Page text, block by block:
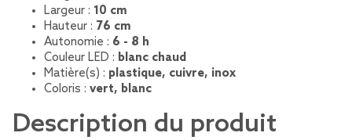
Largeur : 10 cm
Hauteur : 76 cm
Autonomie : 6 - 8 h
Couleur LED : blanc chaud
Matière(s) : plastique, cuivre, inox
Coloris : vert, blanc
Description du produit